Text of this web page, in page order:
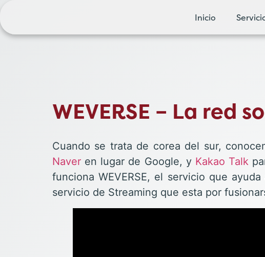
Inicio
WEVERSE – La red
Cuando se trata de corea del sur,
Naver en lugar de Google, y Kakao Talk
funciona WEVERSE, el servicio que
servicio de Streaming que esta por